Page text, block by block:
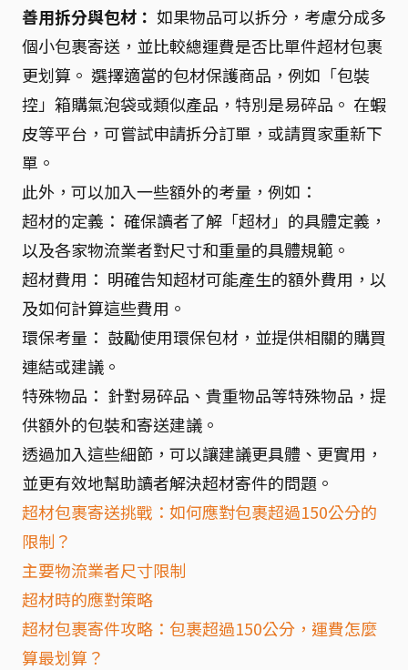
善用拆分與包材： 如果物品可以拆分，考慮分成多
個小包裹寄送，並比較總運費是否比單件超材包裹
更划算。 選擇適當的包材保護商品，例如「包裝
控」箱購氣泡袋或類似產品，特別是易碎品。 在蝦
皮等平台，可嘗試申請拆分訂單，或請買家重新下
單。
此外，可以加入一些額外的考量，例如：
超材的定義： 確保讀者了解「超材」的具體定義，
以及各家物流業者對尺寸和重量的具體規範。
超材費用： 明確告知超材可能產生的額外費用，以
及如何計算這些費用。
環保考量： 鼓勵使用環保包材，並提供相關的購買
連結或建議。
特殊物品： 針對易碎品、貴重物品等特殊物品，提
供額外的包裝和寄送建議。
透過加入這些細節，可以讓建議更具體、更實用，
並更有效地幫助讀者解決超材寄件的問題。
超材包裹寄送挑戰：如何應對包裹超過150公分的
限制？
主要物流業者尺寸限制
超材時的應對策略
超材包裹寄件攻略：包裹超過150公分，運費怎麼
算最划算？